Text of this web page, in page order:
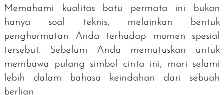
Memahami kualitas batu permata ini bukan
hanya soal teknis, melainkan bentuk
penghormatan Anda terhadap momen spesial
tersebut. Sebelum Anda memutuskan untuk
membawa pulang simbol cinta ini, mari selami
lebih dalam bahasa keindahan dari sebuah
berlian.